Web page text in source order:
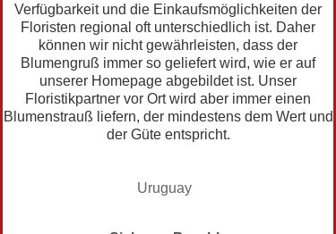
Verfügbarkeit und die Einkaufsmöglichkeiten der
Floristen regional oft unterschiedlich ist. Daher
können wir nicht gewährleisten, dass der
Blumengruß immer so geliefert wird, wie er auf
unserer Homepage abgebildet ist. Unser
Floristikpartner vor Ort wird aber immer einen
Blumenstrauß liefern, der mindestens dem Wert und
der Güte entspricht.
Uruguay